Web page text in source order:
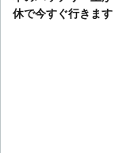
休で今すぐ行きます